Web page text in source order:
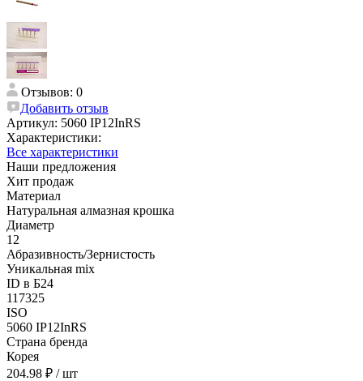
Отзывов: 0
Добавить отзыв
Артикул: 5060 IP12InRS
Характеристики:
Все характеристики
Наши предложения
Хит продаж
Материал
Натуральная алмазная крошка
Диаметр
12
Абразивность/Зернистость
Уникальная mix
ID в Б24
117325
ISO
5060 IP12InRS
Страна бренда
Корея
204.98 ₽ / шт